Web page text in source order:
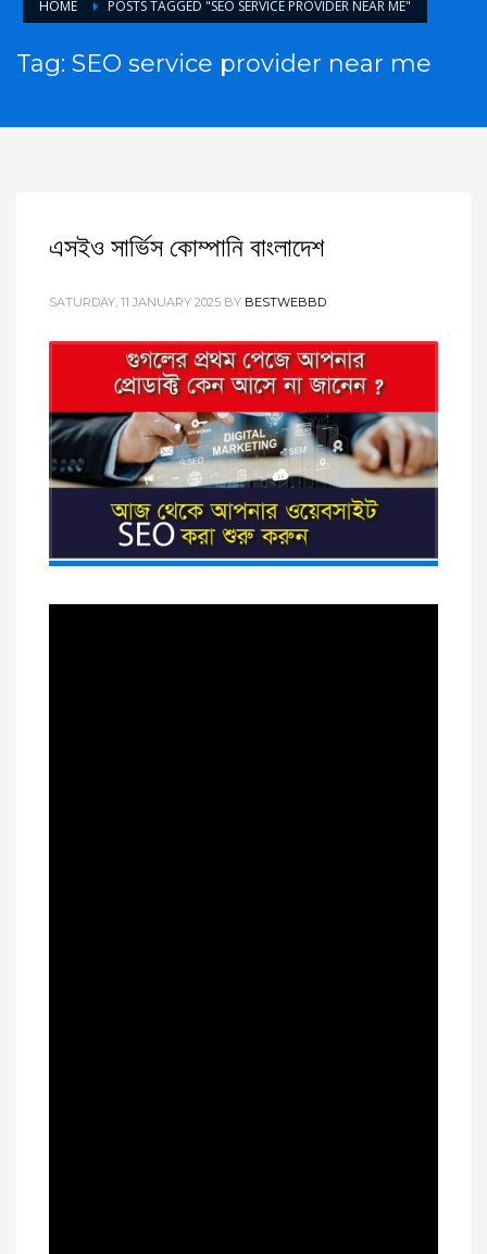
HOME POSTS TAGGED "SEO SERVICE PROVIDER NEAR ME"
Tag: SEO service provider near me
এসইও সার্ভিস কোম্পানি বাংলাদেশ
SATURDAY, 11 JANUARY 2025 BY BESTWEBBD